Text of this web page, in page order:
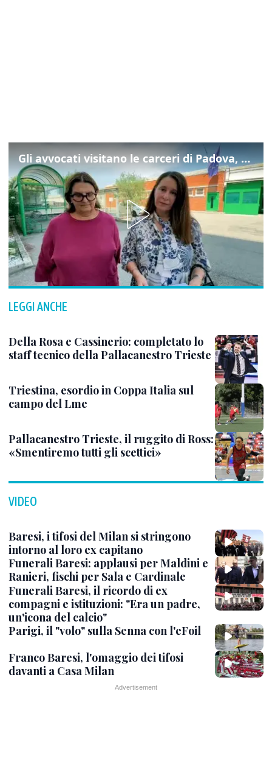
Gli avvocati visitano le carceri di Padova, ecco cosa hanno trovato
LEGGI ANCHE
Della Rosa e Cassinerio: completato lo
staff tecnico della Pallacanestro Trieste
Triestina, esordio in Coppa Italia sul
campo del Lme
Pallacanestro Trieste, il ruggito di Ross:
«Smentiremo tutti gli scettici»
VIDEO
Baresi, i tifosi del Milan si stringono
intorno al loro ex capitano
Funerali Baresi: applausi per Maldini e
Ranieri, fischi per Sala e Cardinale
Funerali Baresi, il ricordo di ex
compagni e istituzioni: "Era un padre,
un'icona del calcio"
Parigi, il "volo" sulla Senna con l'eFoil
Franco Baresi, l'omaggio dei tifosi
davanti a Casa Milan